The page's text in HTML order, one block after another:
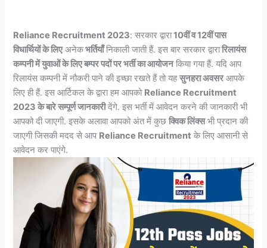
Reliance Recruitment 2023: सरकार द्वारा10वीं व 12वीं पास
विधार्थियों के लिएअनेकभर्तियाँनिकाली जाती हैं. इस बार सरकार द्वारारिलायंस
कम्पनी में युवाओं के लिए बम्पर पदों पर भर्ती का आयोजनकिया गया हैं. यदि आप
रिलायंस कम्पनी में नौकरी पाने की इच्छा रखते हैं तो यहसुनहरा अवसरआपके
लिए ही हैं. इस आर्टिकल के द्वारा हम आपको Reliance Recruitment
2023 के बारे सम्पूर्ण जानकारीदेंगे. इस भर्ती में आवेदन करने की जानकारी भी
आपको दी जाएगी. इसके अलावा आपको अंत में कुछक्विक लिंक्सभी प्रदान की
जाएगी जिसकी मदद से आप Reliance Recruitment के लिए आसानी से
आवेदन कर पाएंगे.